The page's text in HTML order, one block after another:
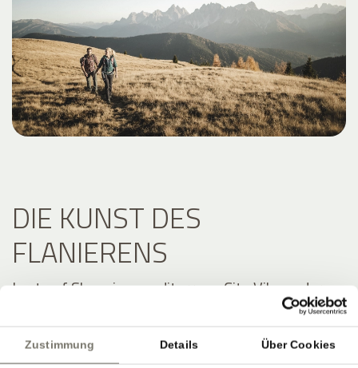
Zustimmung Details Über Cookies
DIE KUNST DES
FLANIERENS
Lust auf Shopping, mediterrane City Vibes oder
dörflichen Charme? Spazieren Sie gemütlich durch
die Gassen von Eppan, Kaltern oder die
nahegelegenen Städte Bozen, Brixen oder Meran.